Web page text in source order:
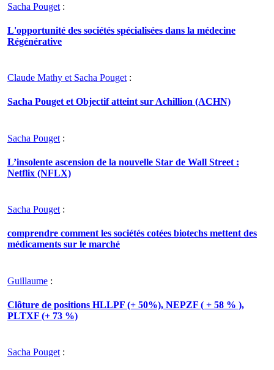
Sacha Pouget :
L'opportunité des sociétés spécialisées dans la médecine
Régénérative
Claude Mathy et Sacha Pouget :
Sacha Pouget et Objectif atteint sur Achillion (ACHN)
Sacha Pouget :
L’insolente ascension de la nouvelle Star de Wall Street :
Netflix (NFLX)
Sacha Pouget :
comprendre comment les sociétés cotées biotechs mettent des
médicaments sur le marché
Guillaume :
Clôture de positions HLLPF (+ 50%), NEPZF ( + 58 % ),
PLTXF (+ 73 %)
Sacha Pouget :